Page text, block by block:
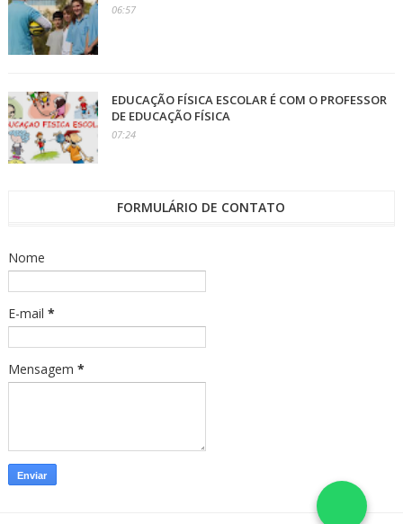
06:57
EDUCAÇÃO FÍSICA ESCOLAR É COM O PROFESSOR
DE EDUCAÇÃO FÍSICA
07:24
FORMULÁRIO DE CONTATO
Nome
E-mail *
Mensagem *